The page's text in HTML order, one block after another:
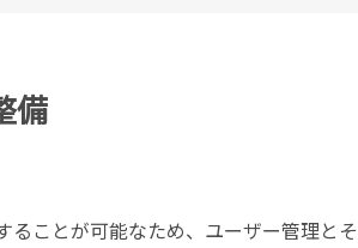
備
ることが可能なため、ユーザー管理とそ